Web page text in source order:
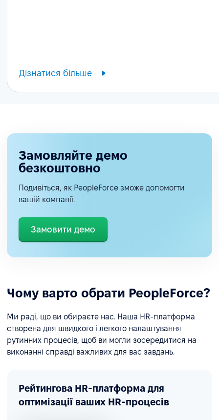
Дізнатися більше
Замовляйте демо
безкоштовно
Подивіться, як PeopleForce зможе допомогти
вашій компанії.
Замовити демо
Чому варто обрати PeopleForce?
Ми раді, що ви обираєте нас. Наша HR-платформа
створена для швидкого і легкого налаштування
рутинних процесів, щоб ви могли зосередитися на
виконанні справді важливих для вас завдань.
Рейтингова HR-платформа для
оптимізації ваших HR-процесів